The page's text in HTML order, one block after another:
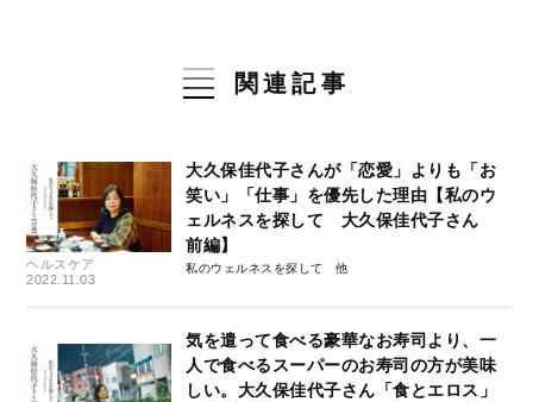
関連記事
ヘルスケア
2022.11.03
大久保佳代子さんが「恋愛」よりも「お
笑い」「仕事」を優先した理由【私のウ
ェルネスを探して 大久保佳代子さん
前編】
私のウェルネスを探して
気を遣って食べる豪華なお寿司より、一
人で食べるスーパーのお寿司の方が美味
しい。大久保佳代子さん「食とエロス」